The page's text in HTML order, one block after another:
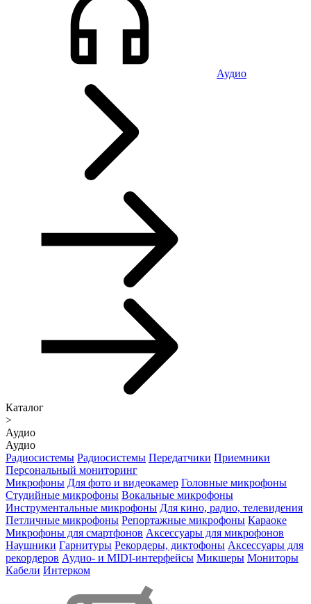
Аудио
Каталог
>
Аудио
Аудио
Радиосистемы Радиосистемы Передатчики Приемники
Персональный мониторинг
Микрофоны Для фото и видеокамер Головные микрофоны
Студийные микрофоны Вокальные микрофоны
Инструментальные микрофоны Для кино, радио, телевидения
Петличные микрофоны Репортажные микрофоны Караоке
Микрофоны для смартфонов Аксессуары для микрофонов
Наушники Гарнитуры Рекордеры, диктофоны Аксессуары для
рекордеров Аудио- и MIDI-интерфейсы Микшеры Мониторы
Кабели Интерком